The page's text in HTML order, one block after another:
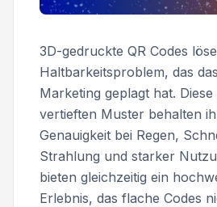
3D-gedruckte QR Codes
Haltbarkeitsproblem, das
Marketing geplagt hat.
vertieften Muster behalten
Genauigkeit bei Regen,
Strahlung und starker
bieten gleichzeitig ein
Erlebnis, das flache Codes